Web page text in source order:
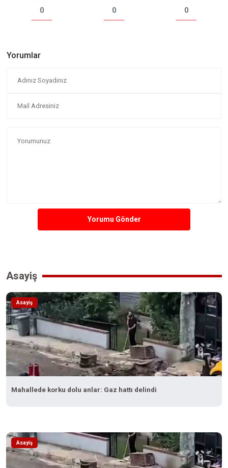
0 0 0
Yorumlar
Yorumu Gönder
Asayiş
Asayiş
Mahallede korku dolu anlar: Gaz hattı delindi
Asayiş